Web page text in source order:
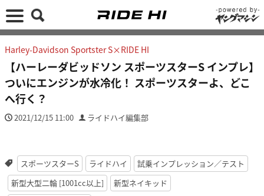
Harley-Davidson Sportster S×RIDE HI
【ハーレーダビッドソン スポーツスターS インプレ】
ついにエンジンが水冷化！ スポーツスターよ、どこ
へ行く？
2021/12/15 11:00 ライドハイ編集部
スポーツスターS ライドハイ
試乗インプレッション／テスト
新型大型二輪 [1001cc以上]
新型ネイキッド